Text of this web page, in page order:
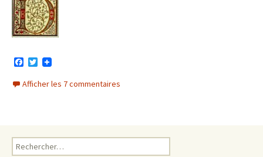
c
e
T
i
t
Afficher les 7 commentaires
Rechercher :